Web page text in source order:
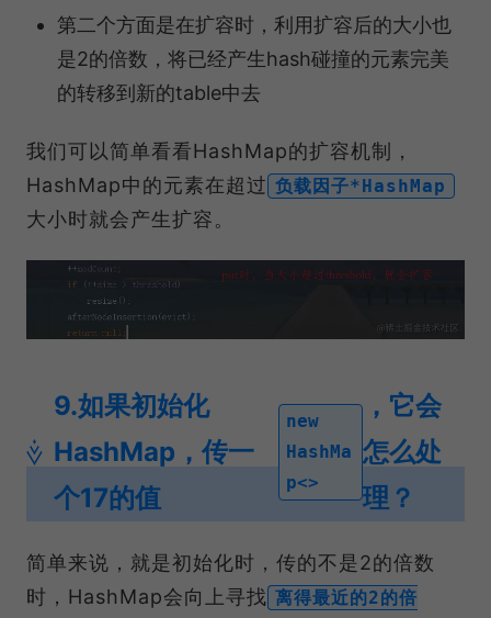
第二个方面是在扩容时，利用扩容后的大小也
是2的倍数，将已经产生hash碰撞的元素完美
的转移到新的table中去
我们可以简单看看HashMap的扩容机制，
HashMap中的元素在超过 负载因子*HashMap
大小时就会产生扩容。
9.如果初始化
HashMap，传一
个17的值
new
HashMa
p<>
，它会
怎么处
理？
简单来说，就是初始化时，传的不是2的倍数
时，HashMap会向上寻找 离得最近的2的倍